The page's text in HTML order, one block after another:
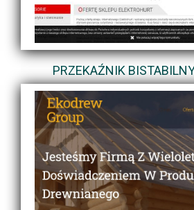
PRZEKAŹNIK